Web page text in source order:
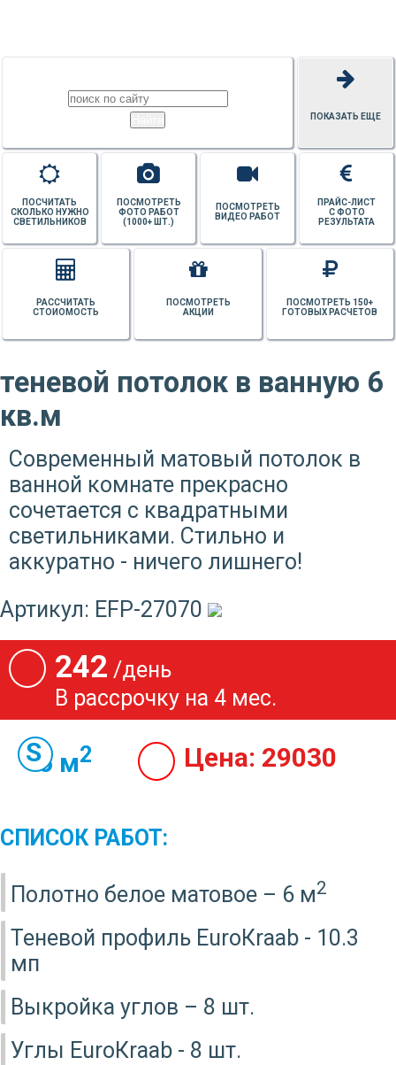
ПОКАЗАТЬ ЕЩЕ
ПРАЙС-ЛИСТ
С ФОТО
РЕЗУЛЬТАТА
ПОСМОТРЕТЬ
ВИДЕО РАБОТ
ПОСМОТРЕТЬ
ФОТО РАБОТ
(1000+ ШТ.)
ПОСЧИТАТЬ
СКОЛЬКО НУЖНО
СВЕТИЛЬНИКОВ
ПОСМОТРЕТЬ 150+
ГОТОВЫХ РАСЧЕТОВ
ПОСМОТРЕТЬ
АКЦИИ
РАССЧИТАТЬ
СТОИОМОСТЬ
теневой потолок в ванную 6
кв.м
Современный матовый потолок в
ванной комнате прекрасно
сочетается с квадратными
светильниками. Стильно и
аккуратно - ничего лишнего!
Артикул: EFP-27070
242 /день
В рассрочку на 4 мес.
6 м2 Цена: 29030
СПИСОК РАБОТ:
Полотно белое матовое – 6 м2
Теневой профиль EuroКraab - 10.3
мп
Выкройка углов – 8 шт.
Углы EuroКraab - 8 шт.